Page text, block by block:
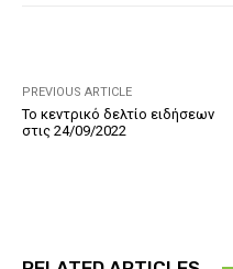
PREVIOUS ARTICLE
Το κεντρικό δελτίο ειδήσεων
στις 24/09/2022